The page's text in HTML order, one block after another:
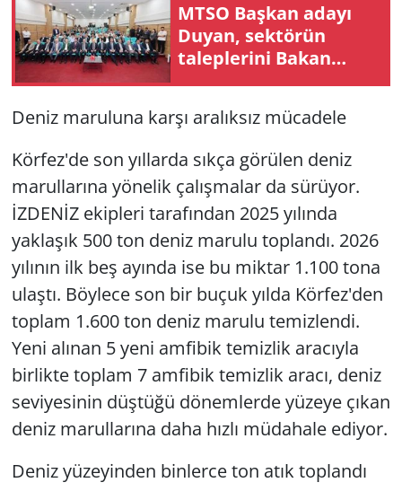
MTSO Başkan adayı
Duyan, sektörün
taleplerini Bakan
Şimşek'e iletti
Deniz maruluna karşı aralıksız mücadele
Körfez'de son yıllarda sıkça görülen deniz
marullarına yönelik çalışmalar da sürüyor.
İZDENİZ ekipleri tarafından 2025 yılında
yaklaşık 500 ton deniz marulu toplandı. 2026
yılının ilk beş ayında ise bu miktar 1.100 tona
ulaştı. Böylece son bir buçuk yılda Körfez'den
toplam 1.600 ton deniz marulu temizlendi.
Yeni alınan 5 yeni amfibik temizlik aracıyla
birlikte toplam 7 amfibik temizlik aracı, deniz
seviyesinin düştüğü dönemlerde yüzeye çıkan
deniz marullarına daha hızlı müdahale ediyor.
Deniz yüzeyinden binlerce ton atık toplandı